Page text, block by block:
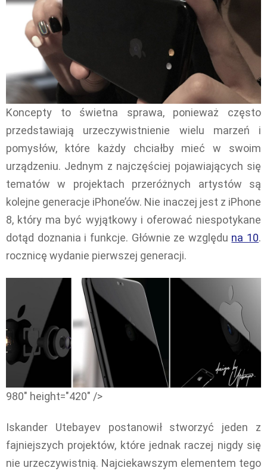
Koncepty to świetna sprawa, ponieważ często
przedstawiają urzeczywistnienie wielu marzeń i
pomysłów, które każdy chciałby mieć w swoim
urządzeniu. Jednym z najczęściej pojawiających się
tematów w projektach przeróżnych artystów są
kolejne generacje iPhone’ów. Nie inaczej jest z iPhone
8, który ma być wyjątkowy i oferować niespotykane
dotąd doznania i funkcje. Głównie ze względu na 10.
rocznicę wydanie pierwszej generacji.
980" height="420" />
Iskander Utebayev postanowił stworzyć jeden z
fajniejszych projektów, które jednak raczej nigdy się
nie urzeczywistnią. Najciekawszym elementem tego